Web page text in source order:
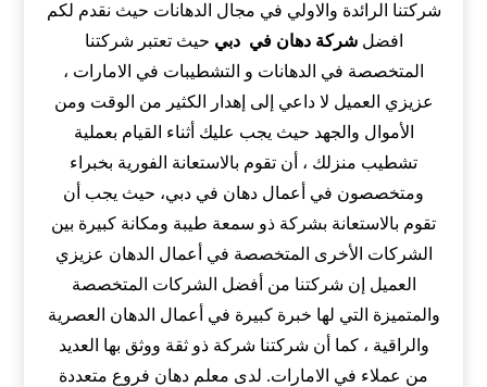
شركتنا الرائدة والاولي في مجال الدهانات حيث نقدم لكم
افضلشركة دهان في دبي حيث تعتبر شركتنا
المتخصصة في الدهانات و التشطيبات في الامارات ،
عزيزي العميل لا داعي إلى إهدار الكثير من الوقت ومن
الأموال والجهد حيث يجب عليك أثناء القيام بعملية
تشطيب منزلك ، أن تقوم بالاستعانة الفورية بخبراء
ومتخصصون في أعمال دهان في دبي، حيث يجب أن
تقوم بالاستعانة بشركة ذو سمعة طيبة ومكانة كبيرة بين
الشركات الأخرى المتخصصة في أعمال الدهان عزيزي
العميل إن شركتنا من أفضل الشركات المتخصصة
والمتميزة التي لها خبرة كبيرة في أعمال الدهان العصرية
والراقية ، كما أن شركتنا شركة ذو ثقة ووثق بها العديد
من عملاء في الامارات. لدى معلم دهان فروع متعددة